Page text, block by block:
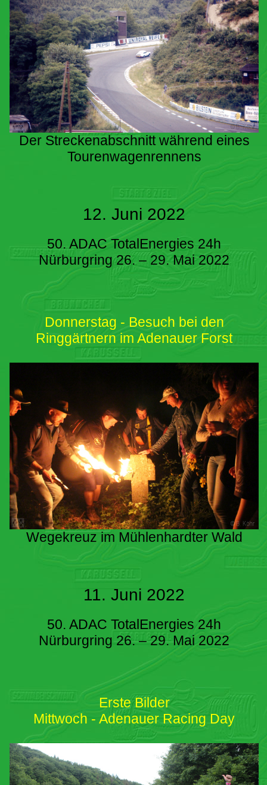
Der Streckenabschnitt während eines
Tourenwagenrennens
12. Juni 2022
50. ADAC TotalEnergies 24h
Nürburgring 26. – 29. Mai 2022
Donnerstag - Besuch bei den
Ringgärtnern im Adenauer Forst
Wegekreuz im Mühlenhardter Wald
11. Juni 2022
50. ADAC TotalEnergies 24h
Nürburgring 26. – 29. Mai 2022
Erste Bilder
Mittwoch - Adenauer Racing Day